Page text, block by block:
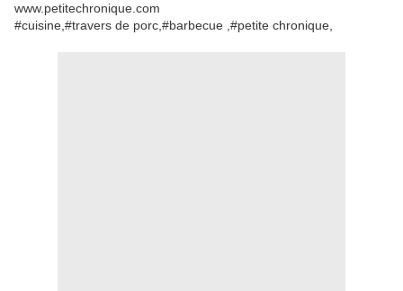
www.petitechronique.com
#cuisine,#travers de porc,#barbecue ,#petite chronique,